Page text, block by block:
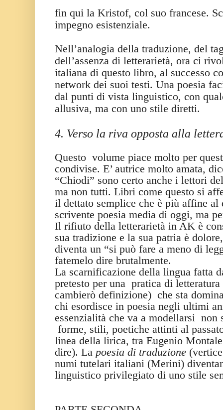
fin qui la Kristof, col suo francese.
impegno esistenziale.
Nell’analogia della traduzione, del
dell’assenza di letterarietà, ora ci
italiana di questo libro, al successo
network dei suoi testi. Una poesia
dal punti di vista linguistico, con
allusiva, ma con uno stile diretti.
4. Verso la riva opposta alla
Questo volume piace molto per
condivise. E’ autrice molto amata,
“Chiodi” sono certo anche i lettori
ma non tutti. Libri come questo si
il dettato semplice che è più affine al
scrivente poesia media di oggi, ma
Il rifiuto della letterarietà in AK è
sua tradizione e la sua patria è
diventa un “si può fare a meno di
fatemelo dire brutalmente.
La scarnificazione della lingua fatta
pretesto per una pratica di
cambierò definizione) che sta
chi esordisce in poesia negli ultimi
essenzialità che va a modellarsi non
forme, stili, poetiche attinti al
linea della lirica, tra Eugenio
dire). La poesia di traduzione
numi tutelari italiani (Merini)
linguistico privilegiato di uno stile